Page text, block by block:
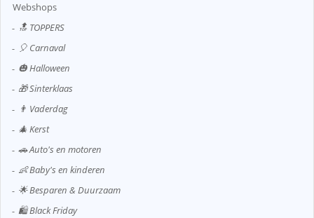
Webshops
🔝 TOPPERS
🎈 Carnaval
🎃 Halloween
🎁 Sinterklaas
👨 Vaderdag
🎄 Kerst
🚗 Auto's en motoren
👶 Baby's en kinderen
🌟 Besparen & Duurzaam
🛍️ Black Friday